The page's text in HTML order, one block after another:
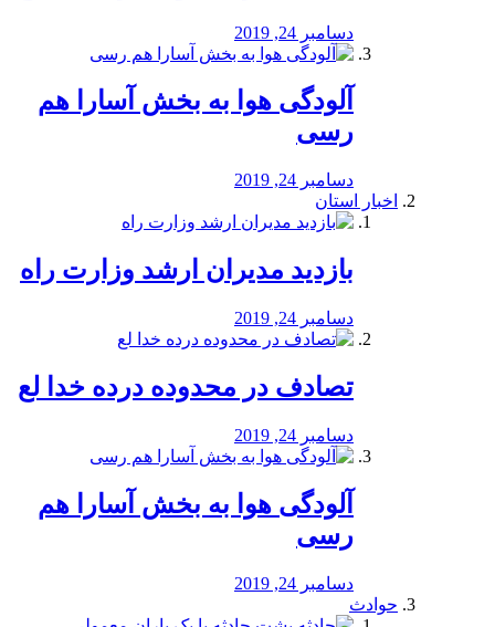
دسامبر 24, 2019
آلودگی هوا به بخش آسارا هم
رسی
دسامبر 24, 2019
اخبار استان
بازدید مدیران ارشد وزارت راه
دسامبر 24, 2019
تصادف در محدوده درده خدا لع
دسامبر 24, 2019
آلودگی هوا به بخش آسارا هم
رسی
دسامبر 24, 2019
حوادث